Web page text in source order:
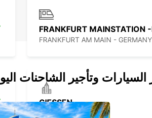
FRANKFURT MAINSTATION
FRANKFURT AM MAIN - GERMANY
GIESSEN
GIESSEN - GERMANY